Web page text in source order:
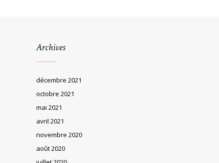
Archives
décembre 2021
octobre 2021
mai 2021
avril 2021
novembre 2020
août 2020